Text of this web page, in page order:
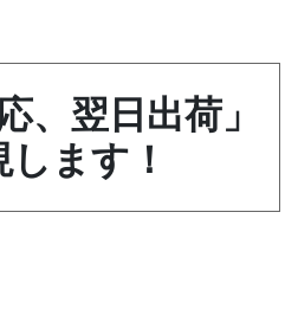
、翌日出荷」
ます！